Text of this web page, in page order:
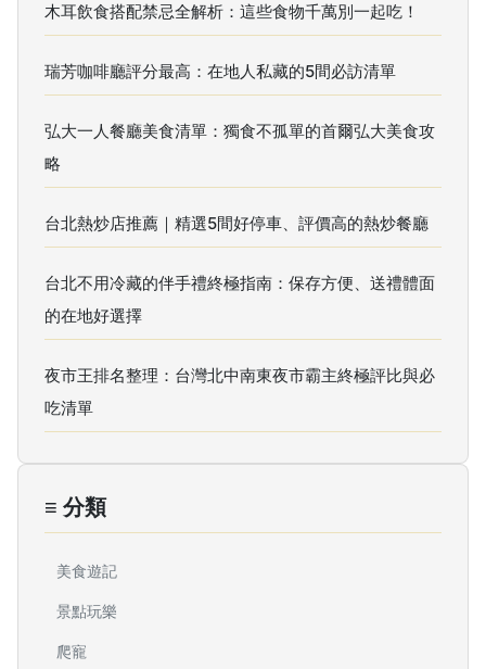
木耳飲食搭配禁忌全解析：這些食物千萬別一起吃！
瑞芳咖啡廳評分最高：在地人私藏的5間必訪清單
弘大一人餐廳美食清單：獨食不孤單的首爾弘大美食攻
略
台北熱炒店推薦｜精選5間好停車、評價高的熱炒餐廳
台北不用冷藏的伴手禮終極指南：保存方便、送禮體面
的在地好選擇
夜市王排名整理：台灣北中南東夜市霸主終極評比與必
吃清單
≡ 分類
美食遊記
景點玩樂
爬寵